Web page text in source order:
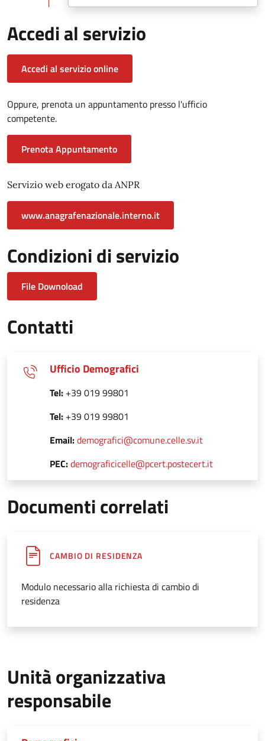
Accedi al servizio
Accedi al servizio online
Oppure, prenota un appuntamento presso l'ufficio
competente.
Prenota Appuntamento
Servizio web erogato da ANPR
www.anagrafenazionale.interno.it
Condizioni di servizio
File Downoload
Contatti
Ufficio Demografici
Tel: +39 019 99801
Tel: +39 019 99801
Email:demografici@comune.celle.sv.it
PEC:demograficicelle@pcert.postecert.it
Documenti correlati
CAMBIO DI RESIDENZA
Modulo necessario alla richiesta di cambio di
residenza
Unità organizzativa
responsabile